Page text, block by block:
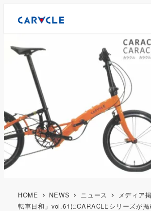
HOME NEWS ニュース メディア
転車日和」vol.61にCARACLEシリーズが掲